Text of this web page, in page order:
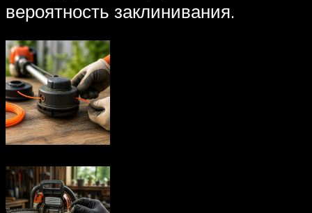
вероятность заклинивания.